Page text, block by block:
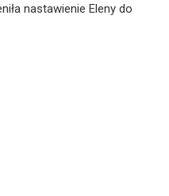
nastawienie Eleny do